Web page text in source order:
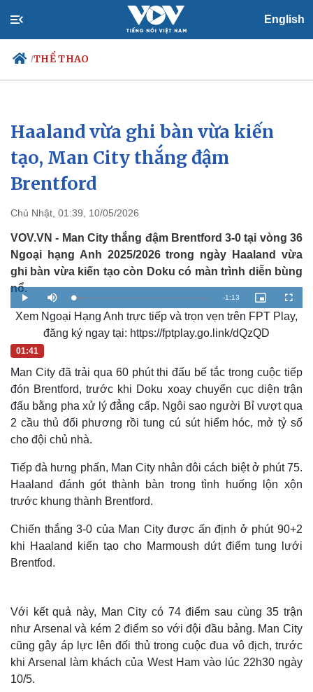
English
/THỂ THAO
Chính trị
Tổ chức nhân sự
Quốc hội
Xã hội
Tin 24h
Dự báo thời tiết
Haaland vừa ghi bàn vừa kiến
tạo, Man City thắng đậm
Brentford
Chủ Nhật, 01:39, 10/05/2026
VOV.VN - Man City thắng đậm Brentford 3-0 tại vòng 36
Ngoại hạng Anh 2025/2026 trong ngày Haaland vừa
ghi bàn vừa kiến tạo còn Doku có màn trình diễn bùng
nổ.
P
l
a
y
M
u
t
e
L
o
a
d
e
d
0
%
R
m
n
i
g
m
e
-1:13
P
i
c
u
r
-
P
c
u
e
F
u
l
l
Xem Ngoại Hạng Anh trực tiếp và trọn vẹn trên FPT Play,
đăng ký ngay tại: https://fptplay.go.link/dQzQD
01:41
Man City đã trải qua 60 phút thi đấu bế tắc trong cuộc tiếp
đón Brentford, trước khi Doku xoay chuyển cục diện trận
đấu bằng pha xử lý đẳng cấp. Ngôi sao người Bỉ vượt qua
2 cầu thủ đối phương rồi tung cú sút hiểm hóc, mở tỷ số
cho đội chủ nhà.
Tiếp đà hưng phấn, Man City nhân đôi cách biệt ở phút 75.
Haaland đánh gót thành bàn trong tình huống lộn xộn
trước khung thành Brentford.
Chiến thắng 3-0 của Man City được ấn định ở phút 90+2
khi Haaland kiến tạo cho Marmoush dứt điểm tung lưới
Brentfod.
Với kết quả này, Man City có 74 điểm sau cùng 35 trận
như Arsenal và kém 2 điểm so với đội đầu bảng. Man City
cũng gây áp lực lên đối thủ trong cuộc đua vô địch, trước
khi Arsenal làm khách của West Ham vào lúc 22h30 ngày
10/5.